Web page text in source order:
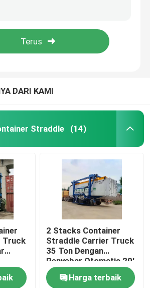
Laut
Straddle
Straddle
DARI KAMI
Straddle (14)
Truck
2 Stacks Container
Straddle Carrier Truck
35 Ton Dengan
Penyebar Otomatis 20'
40'
Harga terbaik